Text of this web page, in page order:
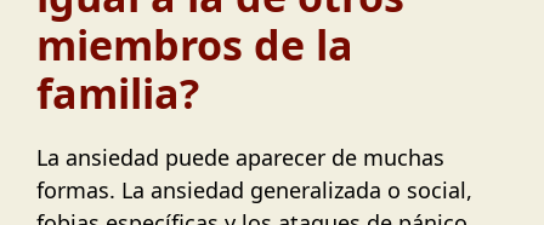
miembros de la
familia?
La ansiedad puede aparecer de muchas
formas. La ansiedad generalizada o social,